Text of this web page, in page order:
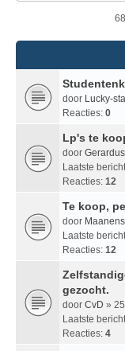
door Lucky-
Reacties: 0
Lp's te
door
Laatste
Reacties: 12
Te koop,
door
Laatste
Reacties: 12
gezocht.
door CvD »
Laatste
Reacties: 4